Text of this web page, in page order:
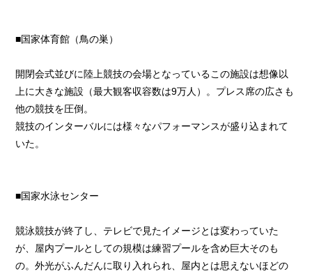
■国家体育館（鳥の巣）
開閉会式並びに陸上競技の会場となっているこの施設は想像以
上に大きな施設（最大観客収容数は9万人）。プレス席の広さも
他の競技を圧倒。
競技のインターバルには様々なパフォーマンスが盛り込まれて
いた。
■国家水泳センター
競泳競技が終了し、テレビで見たイメージとは変わっていた
が、屋内プールとしての規模は練習プールを含め巨大そのも
の。外光がふんだんに取り入れられ、屋内とは思えないほどの